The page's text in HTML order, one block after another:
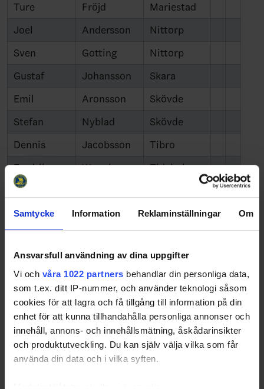
Samtycke Information Reklaminställningar Om
Ansvarsfull användning av dina uppgifter
Vi och våra 1022 partners behandlar din personliga data,
som t.ex. ditt IP-nummer, och använder teknologi såsom
cookies för att lagra och få tillgång till information på din
enhet för att kunna tillhandahålla personliga annonser och
innehåll, annons- och innehållsmätning, åskådarinsikter
och produktutveckling. Du kan själv välja vilka som får
använda din data och i vilka syften.
Med din tillåtelse skulle vi även vilja:
Ture
Fröjd
Mariestad
Joel
Andersson
Nittorp
Sven
Gotting
Nittorp
Gustaf
Johansson
Skara
Emil
Aronsson
Skövde
Stefan
Nyblad
Skövde
Dennis
Jacobsson
Tibro
Fredrik
Wennbom
Tidaholm
Christian
Filip
Andersson
Töreboda
Marcus
Linde
Vårgårda
Victor
Kjellsson Vänersborg
ShareFacebook
TwitterEmailPrint